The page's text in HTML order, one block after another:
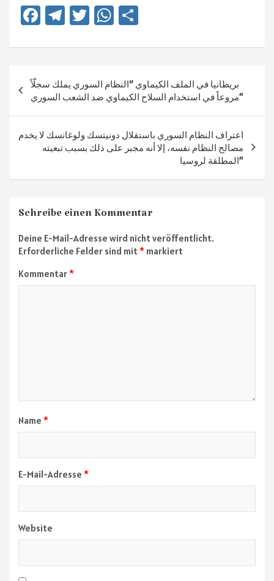
Fa
b
ok
Te
gr
m
T
tt
er
W
at
sA
p
p
n
Beitragsnavigation
بريطانيا في الملف الكيماوي “النظام السوري يملك سجلّاً
مروعاً في استخدام السلاح الكيماوي ضد الشعب السوري”
اعتراف النظام السوري باستقلال دونيتسك ولوغانسك لا يخدم
مصالح النظام نفسه، إلا أنه مجبر على ذلك بسبب تبعيته
المطلقة لروسيا”
Schreibe einen Kommentar
Deine E-Mail-Adresse wird nicht veröffentlicht.
Erforderliche Felder sind mit* markiert
Kommentar*
Name *
E-Mail-Adresse *
Website